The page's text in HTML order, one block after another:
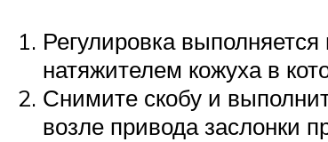
Регулировка
натяжителем кожуха в
Снимите скобу и
возле привода заслонки